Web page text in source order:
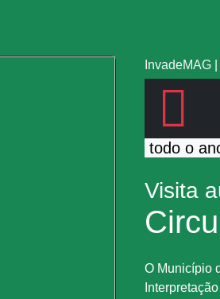
InvadeMAG
todo o
Visita
O Município